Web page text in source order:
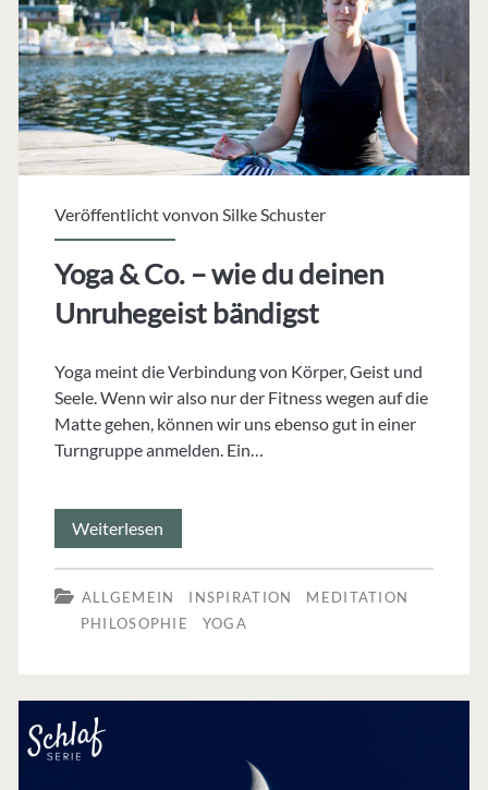
Veröffentlicht vonvon Silke Schuster
Yoga & Co. – wie du deinen
Unruhegeist bändigst
Yoga meint die Verbindung von Körper, Geist und
Seele. Wenn wir also nur der Fitness wegen auf die
Matte gehen, können wir uns ebenso gut in einer
Turngruppe anmelden. Ein…
Weiterlesen
&
Co.
ALLGEMEIN INSPIRATION
MEDITATION
PHILOSOPHIE
YOGA